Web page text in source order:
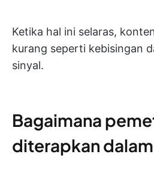
Ketika hal ini selaras,
kurang seperti kebisingan
sinyal.
Bagaimana
diterapkan